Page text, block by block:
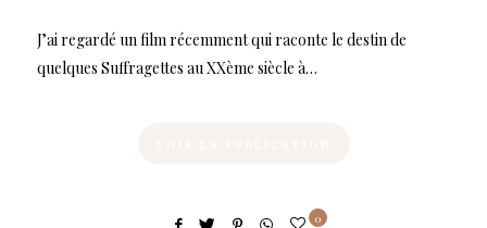
J’ai regardé un film récemment qui raconte le destin de
quelques Suffragettes au XXème siècle à…
0